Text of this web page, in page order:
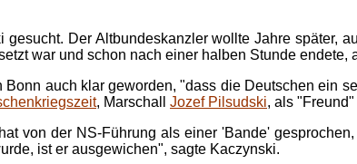
Der Altbundeskanzler wollte Jahre später,
war und schon nach einer halben Stunde endete,
Bonn auch klar geworden, "dass die Deutschen ein
, Marschall Jozef Pilsudski, als
hat von der NS-Führung als einer 'Bande'
ist er ausgewichen", sagte Kaczynski.